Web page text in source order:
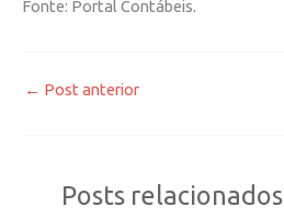
Fonte: Portal Contábeis.
← Post anterior
Posts relacionados